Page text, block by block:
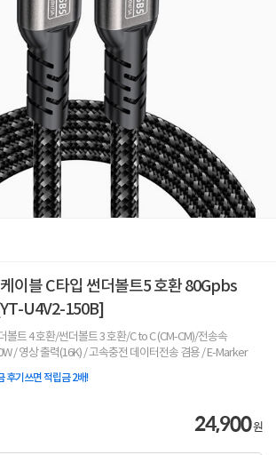
이블 C타입 썬더볼트5 호환 80Gpbs
U4V2-150B]
볼트 4 호환/썬더볼트 3 호환/C to C (CM-CM)/전송속
/ 영상 출력(16K) / 고속충전 데이터전송 겸용 / E-Marker
후기쓰면 적립금 2배!
24,900원